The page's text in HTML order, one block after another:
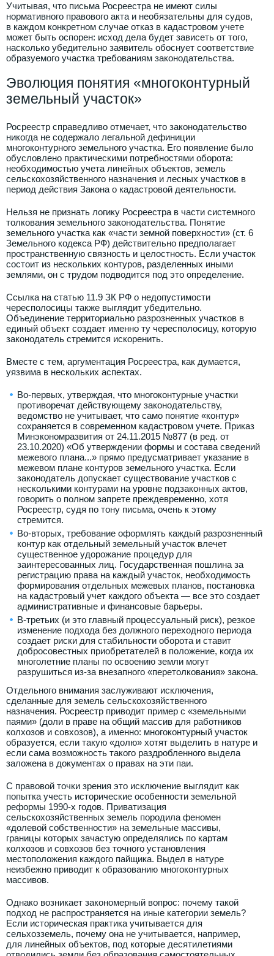
Учитывая, что письма Росреестра не имеют силы
нормативного правового акта и необязательны для судов,
в каждом конкретном случае отказ в кадастровом учете
может быть оспорен: исход дела будет зависеть от того,
насколько убедительно заявитель обоснует соответствие
образуемого участка требованиям законодательства.
Эволюция понятия «многоконтурный
земельный участок»
Росреестр справедливо отмечает, что законодательство
никогда не содержало легальной дефиниции
многоконтурного земельного участка. Его появление было
обусловлено практическими потребностями оборота:
необходимостью учета линейных объектов, земель
сельскохозяйственного назначения и лесных участков в
период действия Закона о кадастровой деятельности.
Нельзя не признать логику Росреестра в части системного
толкования земельного законодательства. Понятие
земельного участка как «части земной поверхности» (ст. 6
Земельного кодекса РФ) действительно предполагает
пространственную связность и целостность. Если участок
состоит из нескольких контуров, разделенных иными
землями, он с трудом подводится под это определение.
Ссылка на статью 11.9 ЗК РФ о недопустимости
чересполосицы также выглядит убедительно.
Объединение территориально разрозненных участков в
единый объект создает именно ту чересполосицу, которую
законодатель стремится искоренить.
Вместе с тем, аргументация Росреестра, как думается,
уязвима в нескольких аспектах.
Во-первых, утверждая, что многоконтурные участки
противоречат действующему законодательству,
ведомство не учитывает, что само понятие «контур»
сохраняется в современном кадастровом учете. Приказ
Минэкономразвития от 24.11.2015 №877 (в ред. от
23.10.2020) «Об утверждении формы и состава сведений
межевого плана...» прямо предусматривает указание в
межевом плане контуров земельного участка. Если
законодатель допускает существование участков с
несколькими контурами на уровне подзаконных актов,
говорить о полном запрете преждевременно, хотя
Росреестр, судя по тону письма, очень к этому
стремится.
Во-вторых, требование оформлять каждый разрозненный
контур как отдельный земельный участок влечет
существенное удорожание процедур для
заинтересованных лиц. Государственная пошлина за
регистрацию права на каждый участок, необходимость
формирования отдельных межевых планов, постановка
на кадастровый учет каждого объекта — все это создает
административные и финансовые барьеры.
В-третьих (и это главный процессуальный риск), резкое
изменение подхода без должного переходного периода
создает риски для стабильности оборота и ставит
добросовестных приобретателей в положение, когда их
многолетние планы по освоению земли могут
разрушиться из-за внезапного «перетолкования» закона.
Отдельного внимания заслуживают исключения,
сделанные для земель сельскохозяйственного
назначения. Росреестр приводит пример с «земельными
паями» (доли в праве на общий массив для работников
колхозов и совхозов), а именно: многоконтурный участок
образуется, если такую «долю» хотят выделить в натуре и
если сама возможность такого раздробленного выдела
заложена в документах о правах на эти паи.
С правовой точки зрения это исключение выглядит как
попытка учесть исторические особенности земельной
реформы 1990-х годов. Приватизация
сельскохозяйственных земель породила феномен
«долевой собственности» на земельные массивы,
границы которых зачастую определялись по картам
колхозов и совхозов без точного установления
местоположения каждого пайщика. Выдел в натуре
неизбежно приводит к образованию многоконтурных
массивов.
Однако возникает закономерный вопрос: почему такой
подход не распространяется на иные категории земель?
Если историческая практика учитывается для
сельхозземель, почему она не учитывается, например,
для линейных объектов, под которые десятилетиями